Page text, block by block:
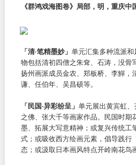
《群鸿戏海图卷》局部，明，重庆中
「清·笔精墨妙」 单元汇集多种流派
物包括清初四僧之朱耷、石涛，没骨
扬州画派成员金农、郑板桥、李鱓，
谦、任伯年、吴昌硕等。
「民国·异彩纷呈」 单元展出黄宾虹
之佛、张大千等画家作品。民国时期
墨、拓展大写意精神；或复兴传统工
式；或吸收西方绘画元素，倡导践行
态；或汲取日本画风特点开岭南花鸟